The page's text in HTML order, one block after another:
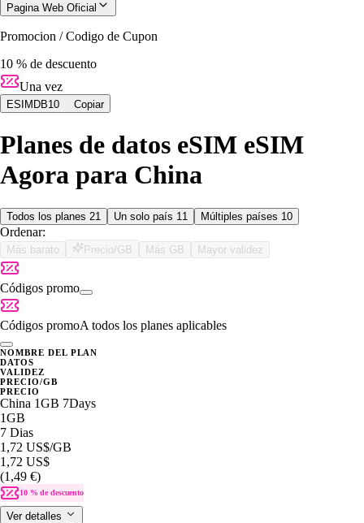
Pagina Web Oficial
Promocion / Codigo de Cupon
10 % de descuento
Una vez
ESIMDB10 Copiar
Planes de datos eSIM eSIM
Agora para China
Todos los planes 21 Un solo país 11 Múltiples países 10
Ordenar:
Más barato Precio/GB Más GB Mayor validez
Códigos promo
Códigos promoA todos los planes aplicables
NOMBRE DEL PLAN
DATOS
VALIDEZ
PRECIO/GB
PRECIO
China 1GB 7Days
1GB
7 Dias
1,72 US$/GB
1,72 US$
(1,49 €)
10 % de descuento
Ver detalles